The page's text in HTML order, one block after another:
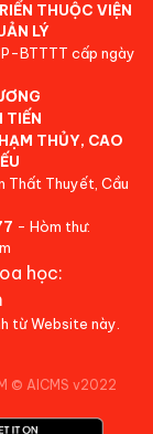
THUỘC VIỆN
LÝ
BTTTT cấp ngày
TIẾN
THỦY, CAO
Thất Thuyết, Cầu
- Hòm thư:
học:
từ Website này.
© AICMS v2022